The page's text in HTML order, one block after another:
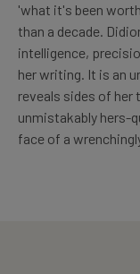
'what it's been
than a decade.
intelligence,
her writing. It is an
reveals sides of her
unmistakably hers-
face of a